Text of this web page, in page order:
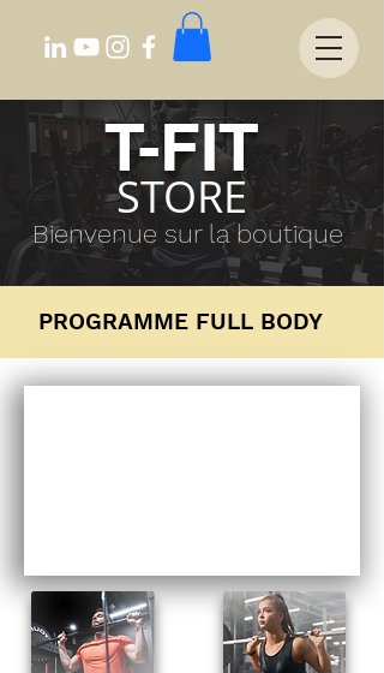
T-FIT
STORE
Bienvenue sur la boutique
PROGRAMME FULL BODY